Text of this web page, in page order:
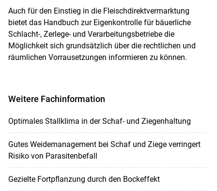
Auch für den Einstieg in die Fleischdirektvermarktung
bietet das Handbuch zur Eigenkontrolle für bäuerliche
Schlacht-, Zerlege- und Verarbeitungsbetriebe die
Möglichkeit sich grundsätzlich über die rechtlichen und
räumlichen Vorrausetzungen informieren zu können.
Weitere Fachinformation
Optimales Stallklima in der Schaf- und Ziegenhaltung
Gutes Weidemanagement bei Schaf und Ziege verringert
Risiko von Parasitenbefall
Gezielte Fortpflanzung durch den Bockeffekt